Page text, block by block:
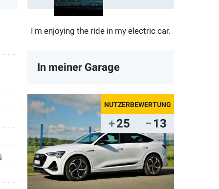
I'm enjoying the ride in my electric car.
In meiner Garage
25 13